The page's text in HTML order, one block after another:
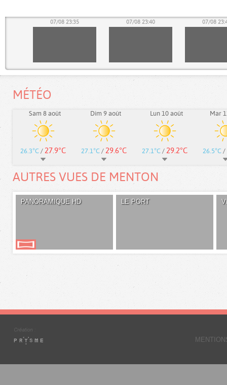
07/08 23:35 07/08 23:40 07/08
MÉTÉO
Sam 8 août
26.3°C / 27.9°C
Dim 9 août
27.1°C / 29.6°C
Lun 10 août
27.1°C / 29.2°C
Mar
26.5°C /
AUTRES VUES DE MENTON
PANORAMIQUE HD LE PORT